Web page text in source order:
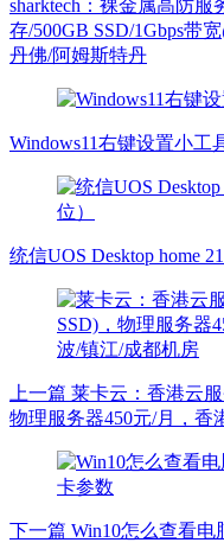
sharktech：裸金属高防服
存/500GB SSD/1Gbps带
丹佛/阿姆斯特丹
Windows11右键设置小工
统信UOS Desktop home
上一篇 莱卡云：香港云服
物理服务器450元/月，香
下一篇 Win10怎么查看电